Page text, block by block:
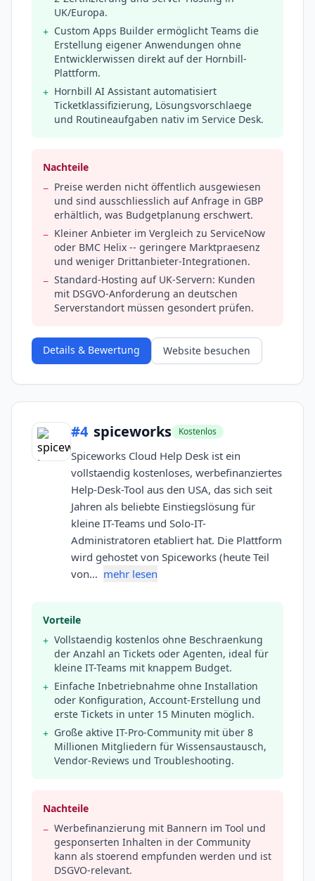
UK/Europa.
+ Custom Apps Builder ermöglicht Teams die
Erstellung eigener Anwendungen ohne
Entwicklerwissen direkt auf der Hornbill-
Plattform.
+ Hornbill AI Assistant automatisiert
Ticketklassifizierung, Lösungsvorschlaege
und Routineaufgaben nativ im Service Desk.
Nachteile
− Preise werden nicht öffentlich ausgewiesen
und sind ausschliesslich auf Anfrage in GBP
erhältlich, was Budgetplanung erschwert.
− Kleiner Anbieter im Vergleich zu ServiceNow
oder BMC Helix -- geringere Marktpraesenz
und weniger Drittanbieter-Integrationen.
− Standard-Hosting auf UK-Servern: Kunden
mit DSGVO-Anforderung an deutschen
Serverstandort müssen gesondert prüfen.
Details & Bewertung Website besuchen
#4 spiceworks Kostenlos
Spiceworks Cloud Help Desk ist ein
vollstaendig kostenloses, werbefinanziertes
Help-Desk-Tool aus den USA, das sich seit
Jahren als beliebte Einstiegslösung für
kleine IT-Teams und Solo-IT-
Administratoren etabliert hat. Die Plattform
wird gehostet von Spiceworks (heute Teil
von… mehr lesen
Vorteile
+ Vollstaendig kostenlos ohne Beschraenkung
der Anzahl an Tickets oder Agenten, ideal für
kleine IT-Teams mit knappem Budget.
+ Einfache Inbetriebnahme ohne Installation
oder Konfiguration, Account-Erstellung und
erste Tickets in unter 15 Minuten möglich.
+ Große aktive IT-Pro-Community mit über 8
Millionen Mitgliedern für Wissensaustausch,
Vendor-Reviews und Troubleshooting.
Nachteile
− Werbefinanzierung mit Bannern im Tool und
gesponserten Inhalten in der Community
kann als stoerend empfunden werden und ist
DSGVO-relevant.